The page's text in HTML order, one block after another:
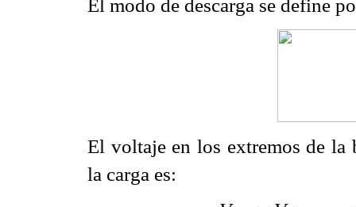
El modo de descarga se define
El voltaje en los extremos de la
la carga es: